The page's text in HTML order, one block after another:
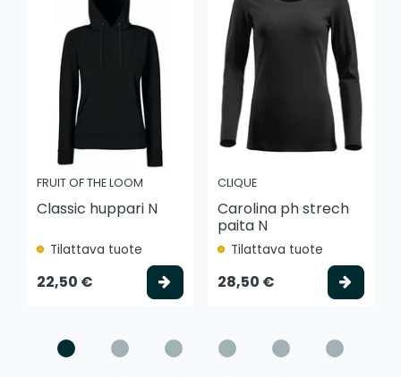
FRUIT OF THE LOOM
Classic huppari N
Tilattava tuote
22,50 € Valitse vaihtoehto
CLIQUE
Carolina ph strech
paita N
Tilattava tuote
28,50 €